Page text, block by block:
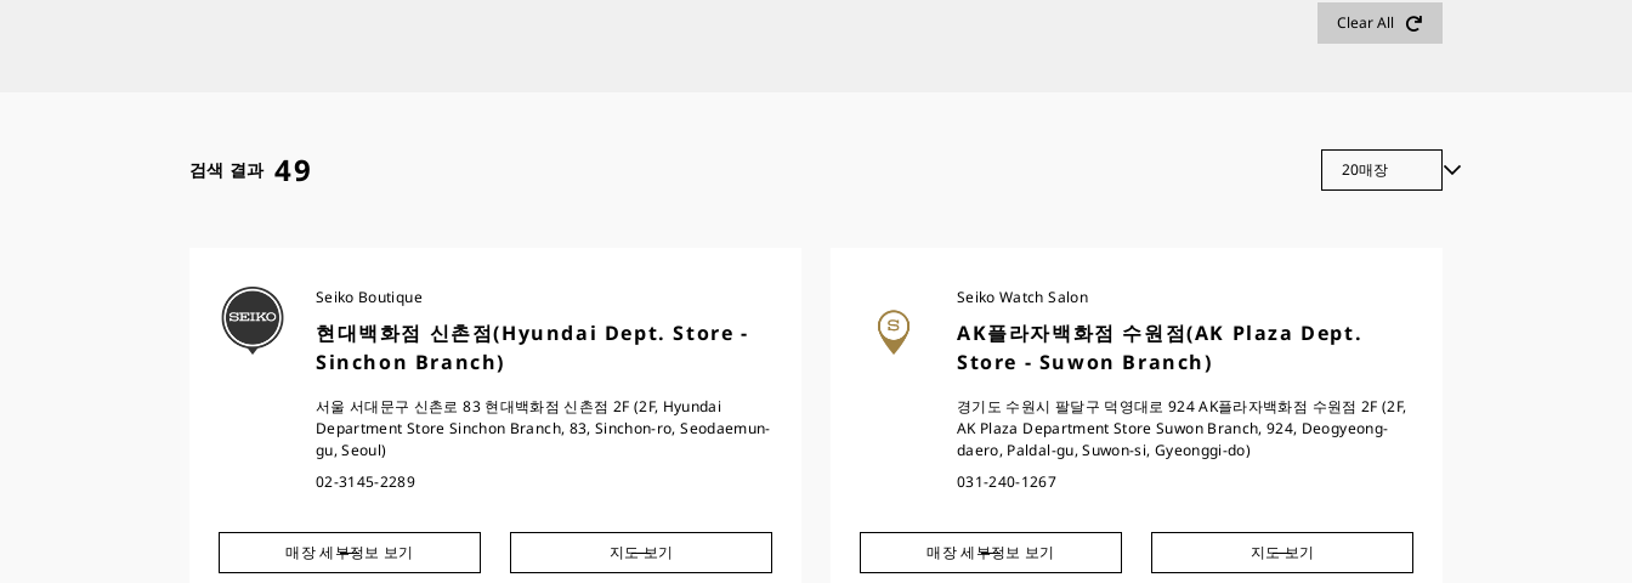
Seiko Boutique Seiko Authorized Retailer
Clear All
검색 결과 49
Seiko Boutique
현대백화점 신촌점(Hyundai Dept. Store -
Sinchon Branch)
서울 서대문구 신촌로 83 현대백화점 신촌점 2F (2F, Hyundai
Department Store Sinchon Branch, 83, Sinchon-ro, Seodaemun-
gu, Seoul)
02-3145-2289
매장 세부정보 보기 지도 보기
Seiko Watch Salon
AK플라자백화점 수원점(AK Plaza Dept.
Store - Suwon Branch)
경기도 수원시 팔달구 덕영대로 924 AK플라자백화점 수원점 2F (2F,
AK Plaza Department Store Suwon Branch, 924, Deogyeong-
daero, Paldal-gu, Suwon-si, Gyeonggi-do)
031-240-1267
매장 세부정보 보기 지도 보기